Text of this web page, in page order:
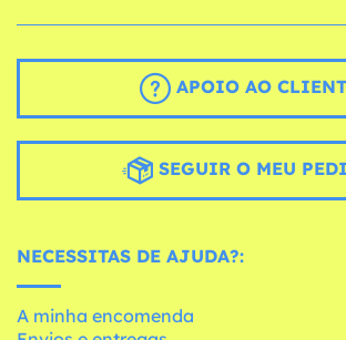
APOIO AO
SEGUIR O MEU
NECESSITAS DE AJUDA?:
A minha encomenda